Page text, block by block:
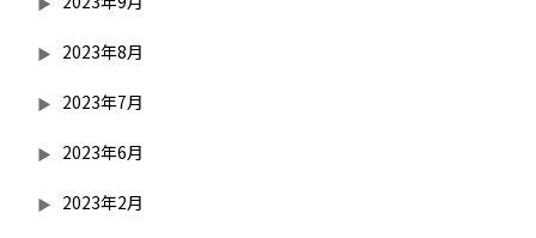
2023年8月
2023年7月
2023年6月
2023年2月